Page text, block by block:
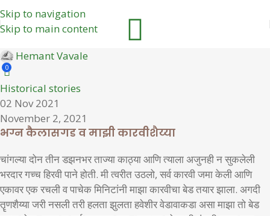
Skip to navigation
Skip to main content
Hemant Vavale
0
Historical stories
02 Nov 2021
November 2, 2021
भग्न कैलासगड व माझी कारवीशैय्या
चांगल्या दोन तीन डझनभर ताज्या काठ्या आणि त्याला अजुनही न सुकलेली
भरदार गच्च हिरवी पाने होती. मी त्वरीत उठलो, सर्व कारवी जमा केली आणि
एकावर एक रचली व पाचेक मिनिटांनी माझा कारवीचा बेड तयार झाला. अगदी
तॄणशैय्या जरी नसली तरी हलता झुलता हवेशीर वेडावाकडा असा माझा तो बेड